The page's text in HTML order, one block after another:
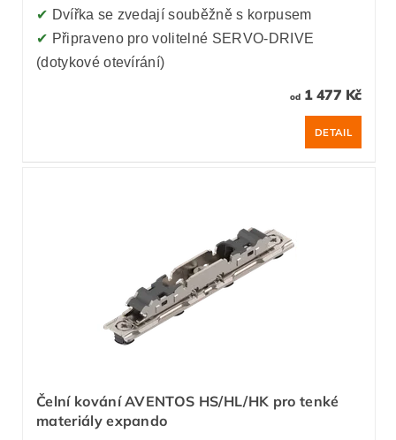
✔ Dvířka se zvedají souběžně s korpusem
✔ Připraveno pro volitelné SERVO-DRIVE
(dotykové otevírání)
od1 477 Kč
DETAIL
Čelní kování AVENTOS HS/HL/HK pro tenké
materiály expando